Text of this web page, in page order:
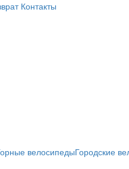
Контакты
велосипедыГородские